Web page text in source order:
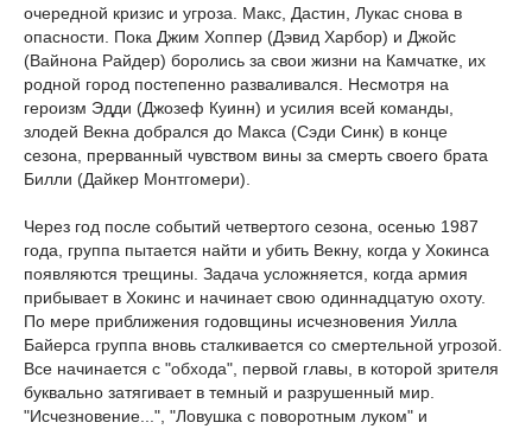
очередной кризис и угроза. Макс, Дастин, Лукас снова в
опасности. Пока Джим Хоппер (Дэвид Харбор) и Джойс
(Вайнона Райдер) боролись за свои жизни на Камчатке, их
родной город постепенно разваливался. Несмотря на
героизм Эдди (Джозеф Куинн) и усилия всей команды,
злодей Векна добрался до Макса (Сэди Синк) в конце
сезона, прерванный чувством вины за смерть своего брата
Билли (Дайкер Монтгомери).
Через год после событий четвертого сезона, осенью 1987
года, группа пытается найти и убить Векну, когда у Хокинса
появляются трещины. Задача усложняется, когда армия
прибывает в Хокинс и начинает свою одиннадцатую охоту.
По мере приближения годовщины исчезновения Уилла
Байерса группа вновь сталкивается со смертельной угрозой.
Все начинается с "обхода", первой главы, в которой зрителя
буквально затягивает в темный и разрушенный мир.
"Исчезновение...", "Ловушка с поворотным луком" и